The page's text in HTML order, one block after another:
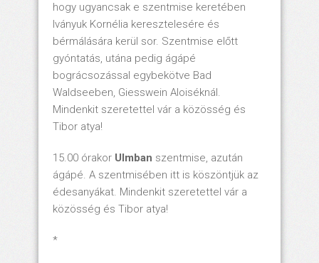
hogy ugyancsak e szentmise keretében
Iványuk Kornélia keresztelesére és
bérmálására kerül sor. Szentmise előtt
gyóntatás, utána pedig ágápé
bográcsozással egybekötve Bad
Waldseeben, Giesswein Aloiséknál.
Mindenkit szeretettel vár a közösség és
Tibor atya!
15.00 órakor Ulmban szentmise, azután
ágápé. A szentmisében itt is köszöntjük az
édesanyákat. Mindenkit szeretettel vár a
közösség és Tibor atya!
*